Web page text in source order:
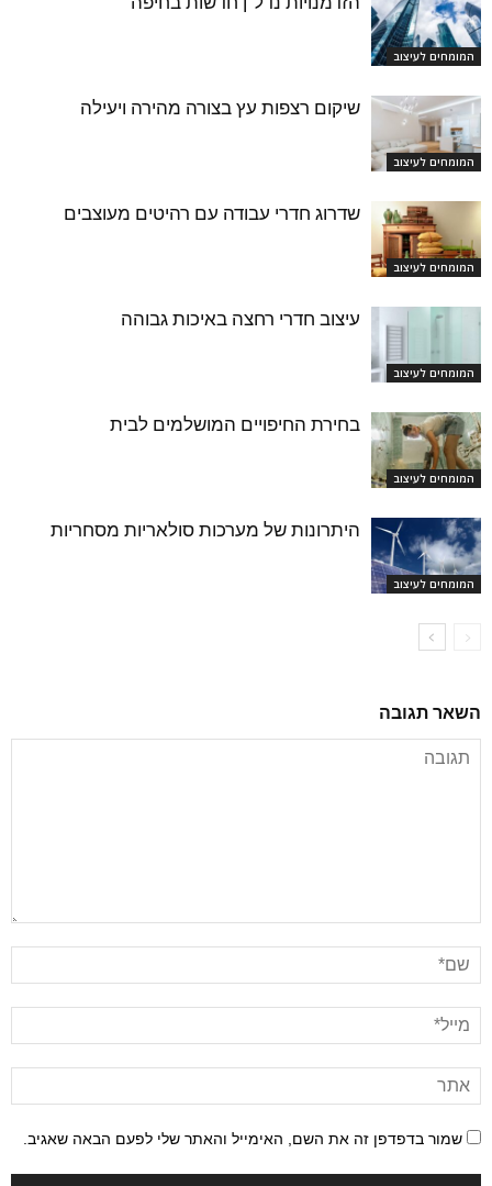
המומחים לעיצוב
המומחים לעיצוב
שיקום רצפות עץ בצורה מהירה ויעילה
המומחים לעיצוב
שדרוג חדרי עבודה עם רהיטים מעוצבים
המומחים לעיצוב
עיצוב חדרי רחצה באיכות גבוהה
המומחים לעיצוב
בחירת החיפויים המושלמים לבית
המומחים לעיצוב
היתרונות של מערכות סולאריות מסחריות
השאר תגובה
שמור בדפדפן זה את השם, האימייל והאתר שלי לפעם הבאה שאגיב.